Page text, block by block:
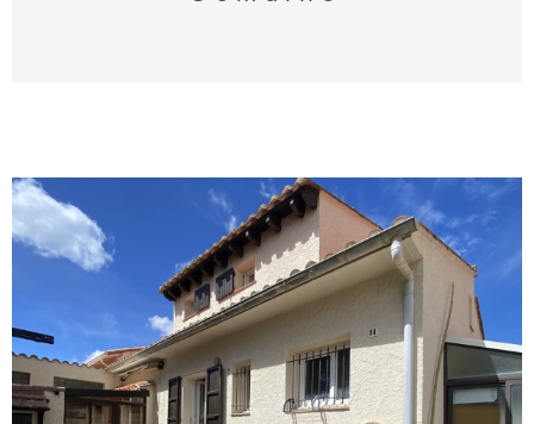
sécurisé. Linge de maison et draps non fournis.
Le ménage n'est pas inclus. ANIMAUX ADMIS